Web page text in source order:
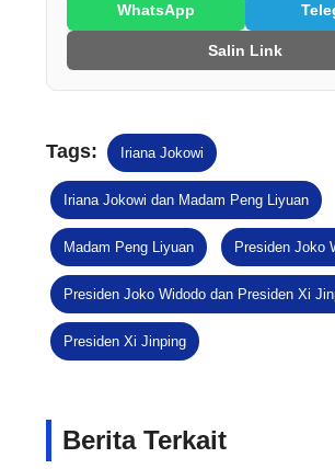
WhatsApp
Salin Link
Tags: Iriana Jokowi
Iriana Jokowi dan Madam Peng Liyuan
Madam Peng Liyuan Presiden Joko
Presiden Joko Widodo dan Presiden Xi
Presiden Xi Jinping
Berita Terkait